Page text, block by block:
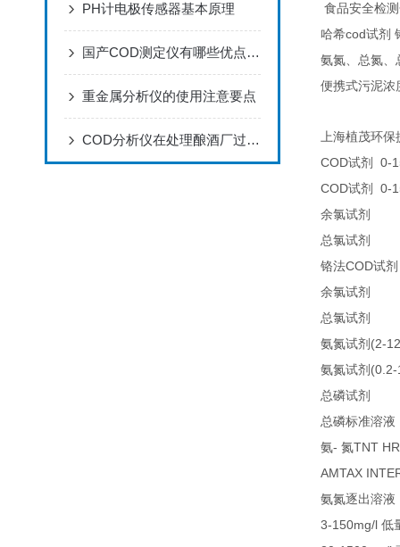
PH计电极传感器基本原理
国产COD测定仪有哪些优点及特点
重金属分析仪的使用注意要点
COD分析仪在处理酿酒厂过程用水中的应用
食品安全检
哈希cod试剂
氨氮、总氮、
便携式污泥浓
上海植茂环保
COD试剂
0-
COD试剂 0-
余氯试剂
总氯试剂
铬法COD试剂
余氯试剂
总氯试剂
氨氮试剂 (2-
氨氮试剂
总磷试剂
总磷标准溶液
氨- 氮TNT HR
AMTAX
氨氮逐出溶液
3-150mg/l 低